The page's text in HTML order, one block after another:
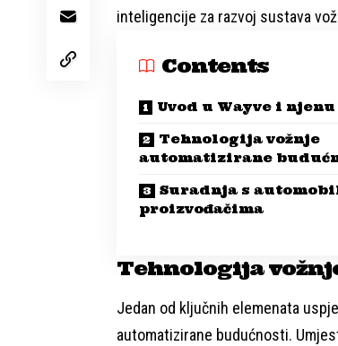
inteligencije za razvoj sustava
Contents
Uvod u Wayve i
Tehnologija vožnje
automatizirane
Suradnja s
proizvođačima
Tehnologija
Jedan od ključnih elemenata
automatizirane budućnosti.